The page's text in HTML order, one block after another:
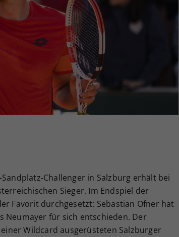
Challenger in Salzburg erhält bei
Sieger. Im Endspiel der
Favorit durchgesetzt: Sebastian Ofner hat
Neumayer für sich entschieden. Der
Wildcard ausgerüsteten Salzburger
Ihrer vorgenommen Einstellungen, falls der
Webseiten-Betreiber dies eingestellt hat.